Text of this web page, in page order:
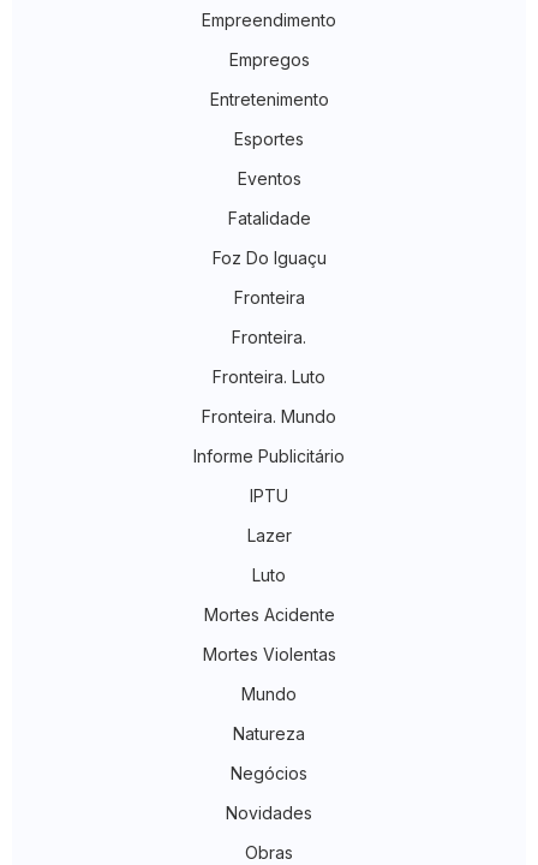
Empreendimento
Empregos
Entretenimento
Esportes
Eventos
Fatalidade
Foz Do Iguaçu
Fronteira
Fronteira.
Fronteira. Luto
Fronteira. Mundo
Informe Publicitário
IPTU
Lazer
Luto
Mortes Acidente
Mortes Violentas
Mundo
Natureza
Negócios
Novidades
Obras